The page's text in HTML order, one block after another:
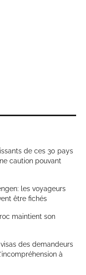
de ces 30 pays
caution pouvant
les voyageurs
être fichés
maintient son
visas des demandeurs
à